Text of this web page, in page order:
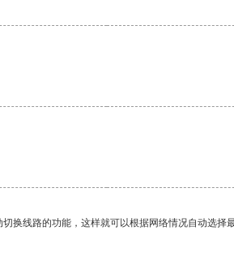
线路的功能，这样就可以根据网络情况自动选择